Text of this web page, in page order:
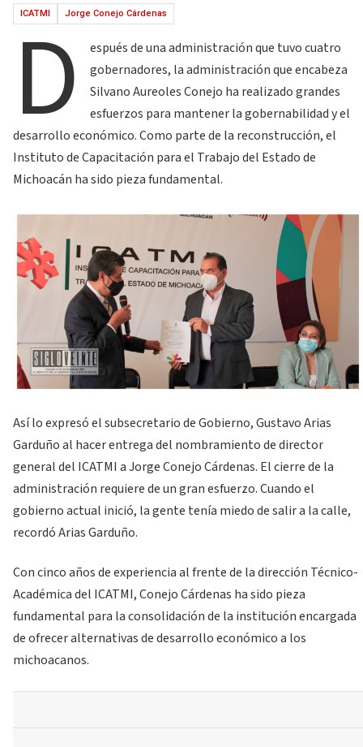
ICATMI Jorge Conejo Cárdenas
D
espués de una administración que tuvo cuatro
gobernadores, la administración que encabeza
Silvano Aureoles Conejo ha realizado grandes
esfuerzos para mantener la gobernabilidad y el
desarrollo económico. Como parte de la reconstrucción, el
Instituto de Capacitación para el Trabajo del Estado de
Michoacán ha sido pieza fundamental.
Así lo expresó el subsecretario de Gobierno, Gustavo Arias
Garduño al hacer entrega del nombramiento de director
general del ICATMI a Jorge Conejo Cárdenas. El cierre de la
administración requiere de un gran esfuerzo. Cuando el
gobierno actual inició, la gente tenía miedo de salir a la calle,
recordó Arias Garduño.
Con cinco años de experiencia al frente de la dirección Técnico-
Académica del ICATMI, Conejo Cárdenas ha sido pieza
fundamental para la consolidación de la institución encargada
de ofrecer alternativas de desarrollo económico a los
michoacanos.